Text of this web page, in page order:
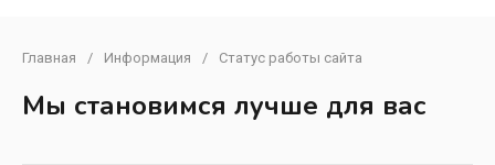
Главная / Информация / Статус работы сайта
Мы становимся лучше для вас